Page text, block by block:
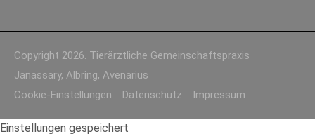
Copyright 2026. Tierärztliche Gemeinschaftspraxis
Janassary, Albring, Avenarius
Cookie-Einstellungen
Datenschutz Impressum
Einstellungen gespeichert